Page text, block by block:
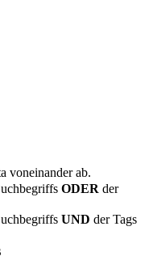
voneinander ab.
ODER der
UND der Tags